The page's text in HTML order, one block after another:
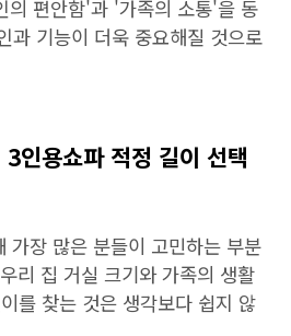
의 편안함'과 '가족의 소통'을 동
과 기능이 더욱 중요해질 것으로
인용쇼파 적정 길이 선택
가장 많은 분들이 고민하는 부분
리 집 거실 크기와 가족의 생활
를 찾는 것은 생각보다 쉽지 않